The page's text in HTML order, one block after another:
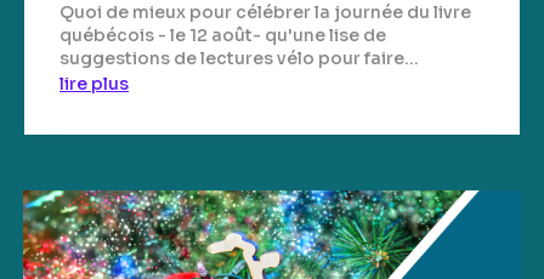
Quoi de mieux pour célébrer la journée du livre
québécois - le 12 août- qu'une lise de
suggestions de lectures vélo pour faire...
lire plus